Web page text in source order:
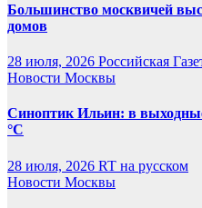
Большинство москвичей
домов
28 июля, 2026 Российская
Новости Москвы
Синоптик Ильин: в
°C
28 июля, 2026 RT на русском
Новости Москвы